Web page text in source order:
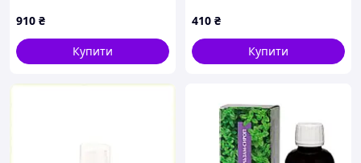
Пластирі для корекції вух,
8 шт.
910 ₴
Купити
410 ₴
Купити